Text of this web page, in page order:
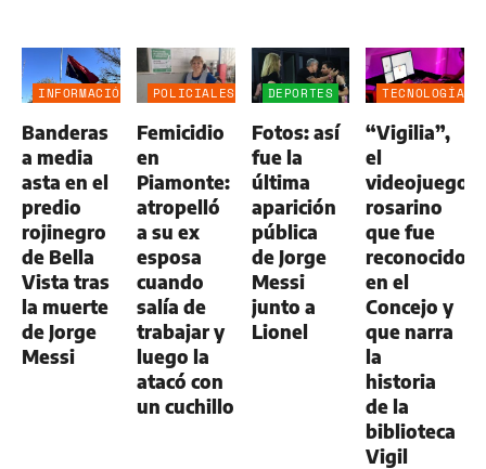
INFORMACIÓN
Banderas
a media
asta en el
predio
rojinegro
de Bella
Vista tras
la muerte
de Jorge
Messi
POLICIALES
Femicidio
en
Piamonte:
atropelló
a su ex
esposa
cuando
salía de
trabajar y
luego la
atacó con
un cuchillo
DEPORTES
Fotos: así
fue la
última
aparición
pública
de Jorge
Messi
junto a
Lionel
TECNOLOGÍA
“Vigilia”,
el
videojuego
rosarino
que fue
reconocido
en el
Concejo y
que narra
la
historia
de la
biblioteca
Vigil